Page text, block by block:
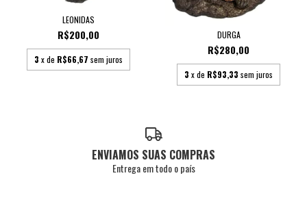
LEONIDAS
R$200,00
3 x de R$66,67 sem juros
DURGA
R$280,00
3 x de R$93,33 sem juros
ENVIAMOS SUAS COMPRAS
Entrega em todo o país